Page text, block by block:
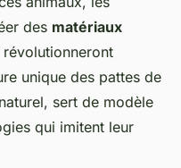
des matériaux
unique des pattes de
sert de modèle
qui imitent leur